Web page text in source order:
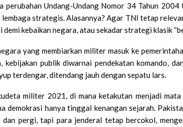
perubahan Undang-Undang Nomor 34 Tahun
lembaga strategis. Alasannya? Agar TNI tetap
demi kebaikan negara, atau sekadar strategi klasik
yang membiarkan militer masuk ke
kebijakan publik diwarnai pendekatan komando,
terdengar, ditendang jauh dengan sepatu lars.
militer 2021, di mana ketakutan menjadi
demokrasi hanya tinggal kenangan sejarah.
dan pergi, tapi para jenderal tetap bercokol,